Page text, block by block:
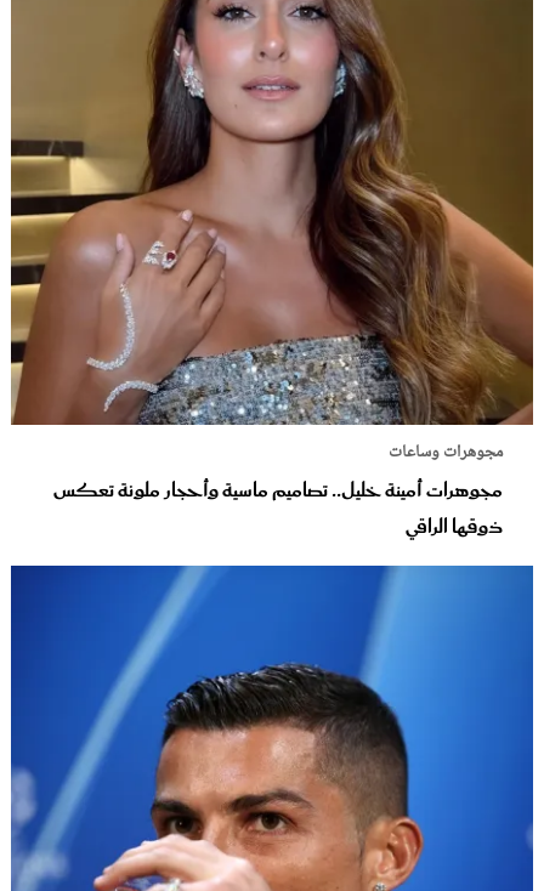
مجوهرات وساعات
مجوهرات أمينة خليل.. تصاميم ماسية وأحجار ملونة تعكس
ذوقها الراقي